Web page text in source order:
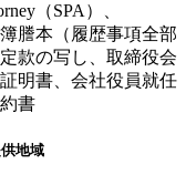
（SPA）、
謄本（履歴事項全部
款の写し、取締役会
明書、会社役員就任
書
地域